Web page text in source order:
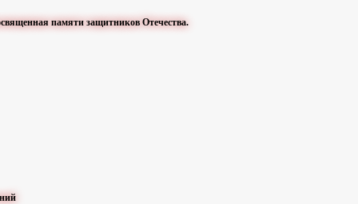
памяти защитников Отечества.